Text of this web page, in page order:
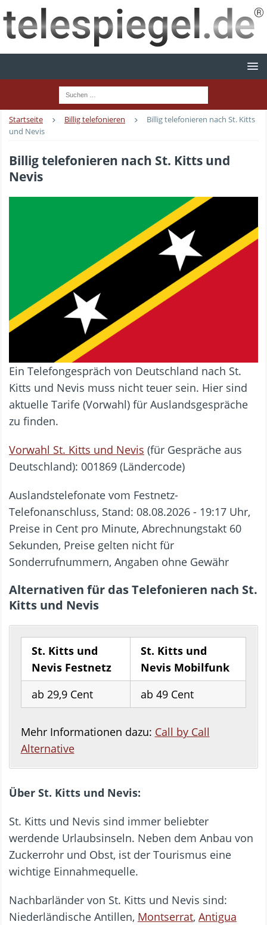
Startseite Billig telefonieren
Billig telefonieren nach St. Kitts
und Nevis
Billig telefonieren nach St. Kitts und
Nevis
Ein Telefongespräch von Deutschland nach St.
Kitts und Nevis muss nicht teuer sein. Hier sind
aktuelle Tarife (Vorwahl) für Auslandsgespräche
zu finden.
Vorwahl St. Kitts und Nevis (für Gespräche aus
Deutschland): 001869 (Ländercode)
Auslandstelefonate vom Festnetz-
Telefonanschluss, Stand: 08.08.2026 - 19:17 Uhr,
Preise in Cent pro Minute, Abrechnungstakt 60
Sekunden, Preise gelten nicht für
Sonderrufnummern, Angaben ohne Gewähr
Alternativen für das Telefonieren nach St.
Kitts und Nevis
St. Kitts und
Nevis Festnetz
St. Kitts und
Nevis Mobilfunk
ab 29,9 Cent
ab 49 Cent
Mehr Informationen dazu: Call by Call
Alternative
Über St. Kitts und Nevis:
St. Kitts und Nevis sind immer beliebter
werdende Urlaubsinseln. Neben dem Anbau von
Zuckerrohr und Obst, ist der Tourismus eine
wichtige Einnahmequelle.
Nachbarländer von St. Kitts und Nevis sind:
Niederländische Antillen, Montserrat, Antigua